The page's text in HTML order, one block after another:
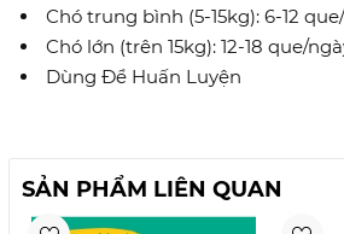
Chó trung bình (5-15kg): 6-12
Chó lớn (trên 15kg): 12-18 que/
Dùng Để Huấn Luyện
SẢN PHẨM LIÊN QUAN